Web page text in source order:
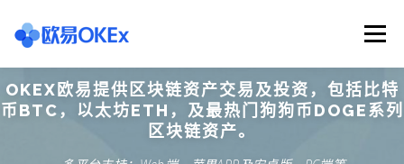
content
Menu
欧意交易所 关于欧意OKX 欧意APP下载
OKEX欧易提供区块链资产交易及投资，包括比特
币BTC，以太坊ETH，及最热门狗狗币DOGE系列
区块链资产。